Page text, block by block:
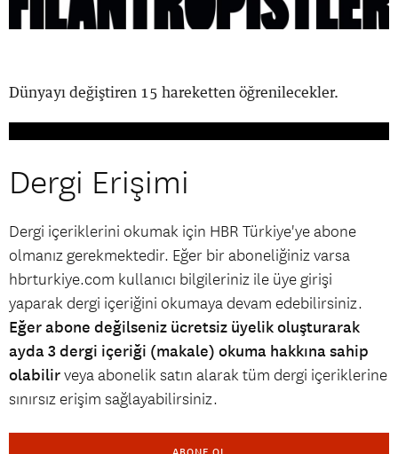
Dünyayı değiştiren 15 hareketten öğrenilecekler.
Dergi Erişimi
Dergi içeriklerini okumak için HBR Türkiye'ye abone
olmanız gerekmektedir. Eğer bir aboneliğiniz varsa
hbrturkiye.com kullanıcı bilgileriniz ile üye girişi
yaparak dergi içeriğini okumaya devam edebilirsiniz.
Eğer abone değilseniz ücretsiz üyelik oluşturarak
ayda 3 dergi içeriği (makale) okuma hakkına sahip
olabilirveya abonelik satın alarak tüm dergi içeriklerine
sınırsız erişim sağlayabilirsiniz.